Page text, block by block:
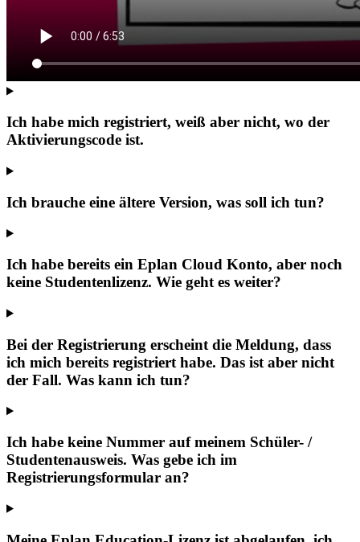
Ich habe mich registriert, weiß aber nicht, wo der
Aktivierungscode ist.
Ich brauche eine ältere Version, was soll ich tun?
Ich habe bereits ein Eplan Cloud Konto, aber noch
keine Studentenlizenz. Wie geht es weiter?
Bei der Registrierung erscheint die Meldung, dass
ich mich bereits registriert habe. Das ist aber nicht
der Fall. Was kann ich tun?
Ich habe keine Nummer auf meinem Schüler- /
Studentenausweis. Was gebe ich im
Registrierungsformular an?